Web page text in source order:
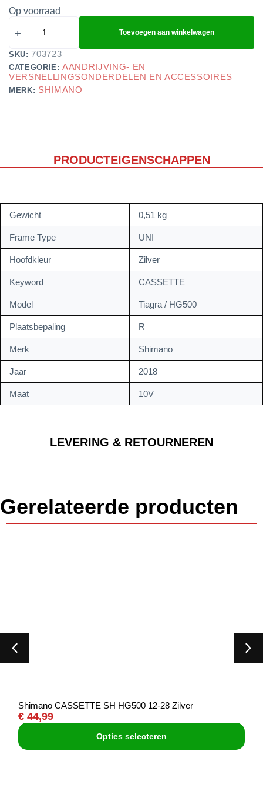
Op voorraad
Toevoegen aan winkelwagen
SKU: 703723
CATEGORIE:AANDRIJVING- EN
VERSNELLINGSONDERDELEN EN ACCESSOIRES
MERK: SHIMANO
PRODUCTEIGENSCHAPPEN
LEVERING & RETOURNEREN
Gewicht 0,51 kg
Frame Type UNI
Hoofdkleur Zilver
Keyword CASSETTE
Model Tiagra / HG500
Plaatsbepaling R
Merk Shimano
Jaar 2018
Maat 10V
Gerelateerde producten
Shimano CASSETTE SH HG500 12-28 Zilver
€ 44,99
Opties selecteren